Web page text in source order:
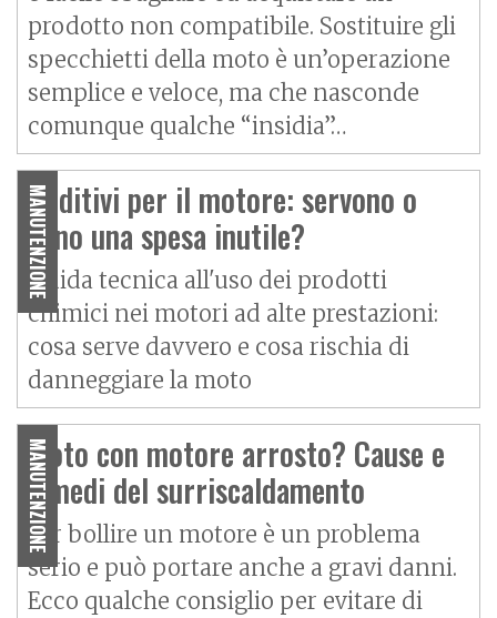
prodotto non compatibile. Sostituire gli
specchietti della moto è un’operazione
semplice e veloce, ma che nasconde
comunque qualche “insidia”…
MANUTENZIONE
Additivi per il motore: servono o
sono una spesa inutile?
Guida tecnica all'uso dei prodotti
chimici nei motori ad alte prestazioni:
cosa serve davvero e cosa rischia di
danneggiare la moto
MANUTENZIONE
Moto con motore arrosto? Cause e
rimedi del surriscaldamento
Far bollire un motore è un problema
serio e può portare anche a gravi danni.
Ecco qualche consiglio per evitare di